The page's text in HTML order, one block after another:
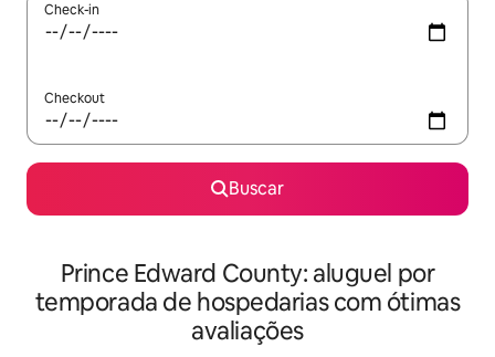
Check-in
Checkout
Buscar
Prince Edward County: aluguel por
temporada de hospedarias com ótimas
avaliações